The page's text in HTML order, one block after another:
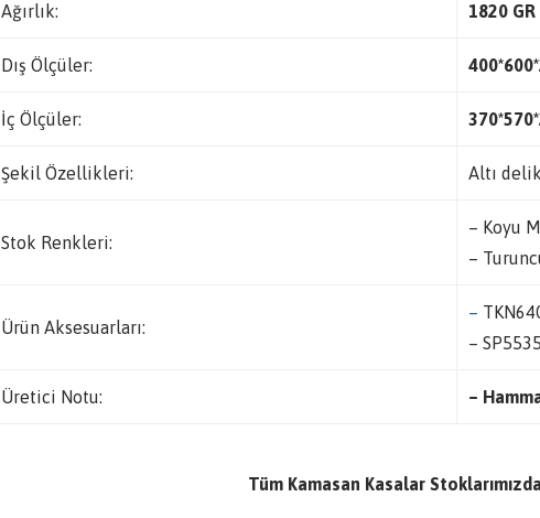
Ağırlık: 1820 GR
Dış Ölçüler:
İç Ölçüler:
Şekil Özellikleri: Altı
Stok Renkleri:
– Koyu
–
Ürün Aksesuarları:
–
–
Üretici Notu: –
Tüm Kamasan Kasalar